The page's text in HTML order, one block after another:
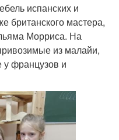
испанских и
британского мастера,
Морриса. На
из малайи,
французов и